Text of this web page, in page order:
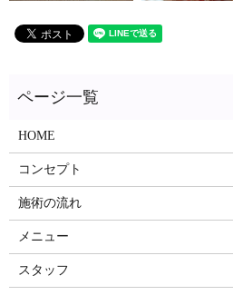
HOME
コンセプト
施術の流れ
メニュー
スタッフ